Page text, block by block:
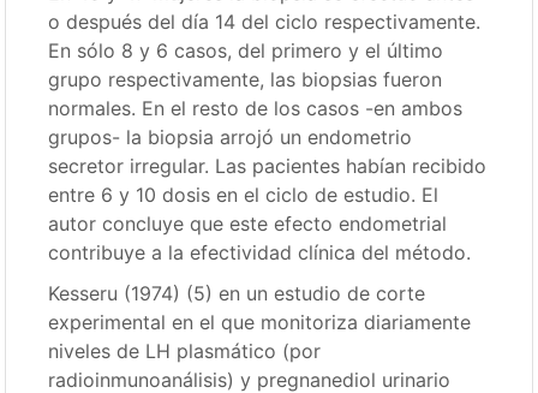
o después del día 14 del ciclo respectivamente.
En sólo 8 y 6 casos, del primero y el último
grupo respectivamente, las biopsias fueron
normales. En el resto de los casos -en ambos
grupos- la biopsia arrojó un endometrio
secretor irregular. Las pacientes habían recibido
entre 6 y 10 dosis en el ciclo de estudio. El
autor concluye que este efecto endometrial
contribuye a la efectividad clínica del método.
Kesseru (1974) (5) en un estudio de corte
experimental en el que monitoriza diariamente
niveles de LH plasmático (por
radioinmunoanálisis) y pregnanediol urinario